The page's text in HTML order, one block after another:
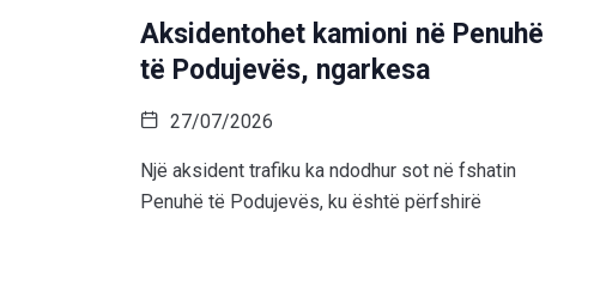
Aksidentohet kamioni në Penuhë
të Podujevës, ngarkesa
27/07/2026
Një aksident trafiku ka ndodhur sot në fshatin
Penuhë të Podujevës, ku është përfshirë